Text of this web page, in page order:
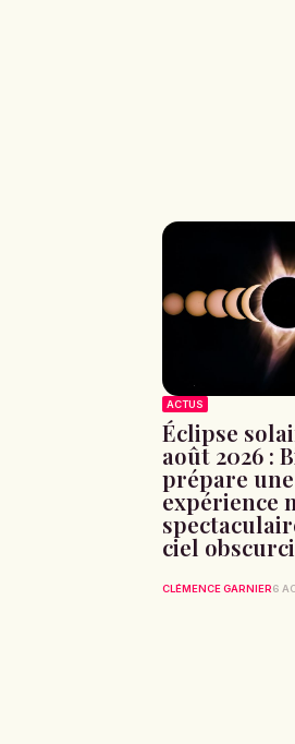
ACTUS
Éclipse
août 2026 :
prépare une
expérience
ciel obscurci
CLÉMENCE GARNIER6